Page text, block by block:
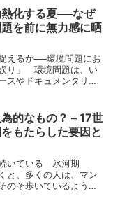
また、人が手を加え、
化する夏──なぜ
を前に無力感に晒
えるか──環境問題にお
り」 環境問題は、い
スやドキュメンタリー
どこか遠い未来の予測
てい...
的なもの？ – 17世
もたらした要因と
いている 氷河期
、多くの人は、マン
のそ歩いているような